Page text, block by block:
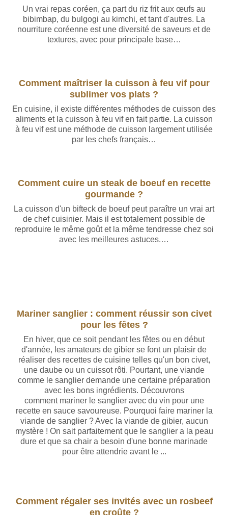
Un vrai repas coréen, ça part du riz frit aux œufs au
bibimbap, du bulgogi au kimchi, et tant d'autres. La
nourriture coréenne est une diversité de saveurs et de
textures, avec pour principale base…
Comment maîtriser la cuisson à feu vif pour
sublimer vos plats ?
En cuisine, il existe différentes méthodes de cuisson des
aliments et la cuisson à feu vif en fait partie. La cuisson
à feu vif est une méthode de cuisson largement utilisée
par les chefs français…
Comment cuire un steak de boeuf en recette
gourmande ?
La cuisson d'un bifteck de boeuf peut paraître un vrai art
de chef cuisinier. Mais il est totalement possible de
reproduire le même goût et la même tendresse chez soi
avec les meilleures astuces.…
Mariner sanglier : comment réussir son civet
pour les fêtes ?
En hiver, que ce soit pendant les fêtes ou en début
d'année, les amateurs de gibier se font un plaisir de
réaliser des recettes de cuisine telles qu'un bon civet,
une daube ou un cuissot rôti. Pourtant, une viande
comme le sanglier demande une certaine préparation
avec les bons ingrédients. Découvrons
comment mariner le sanglier avec du vin pour une
recette en sauce savoureuse. Pourquoi faire mariner la
viande de sanglier ? Avec la viande de gibier, aucun
mystère ! On sait parfaitement que le sanglier a la peau
dure et que sa chair a besoin d'une bonne marinade
pour être attendrie avant le ...
Comment régaler ses invités avec un rosbeef
en croûte ?